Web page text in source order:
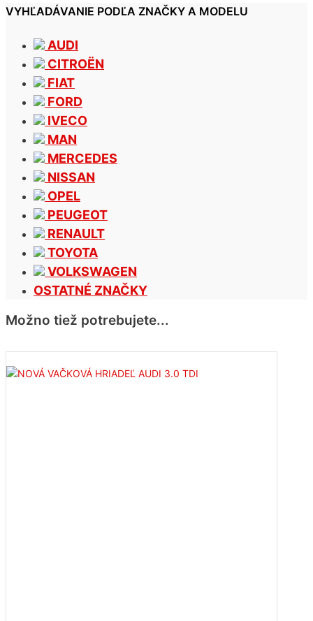
VYHĽADÁVANIE PODĽA ZNAČKY A MODELU
AUDI
CITROËN
FIAT
FORD
IVECO
MAN
MERCEDES
NISSAN
OPEL
PEUGEOT
RENAULT
TOYOTA
VOLKSWAGEN
OSTATNÉ ZNAČKY
Možno tiež potrebujete...